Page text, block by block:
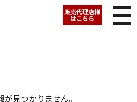
販売代理店様
はこちら
が見つかりません。